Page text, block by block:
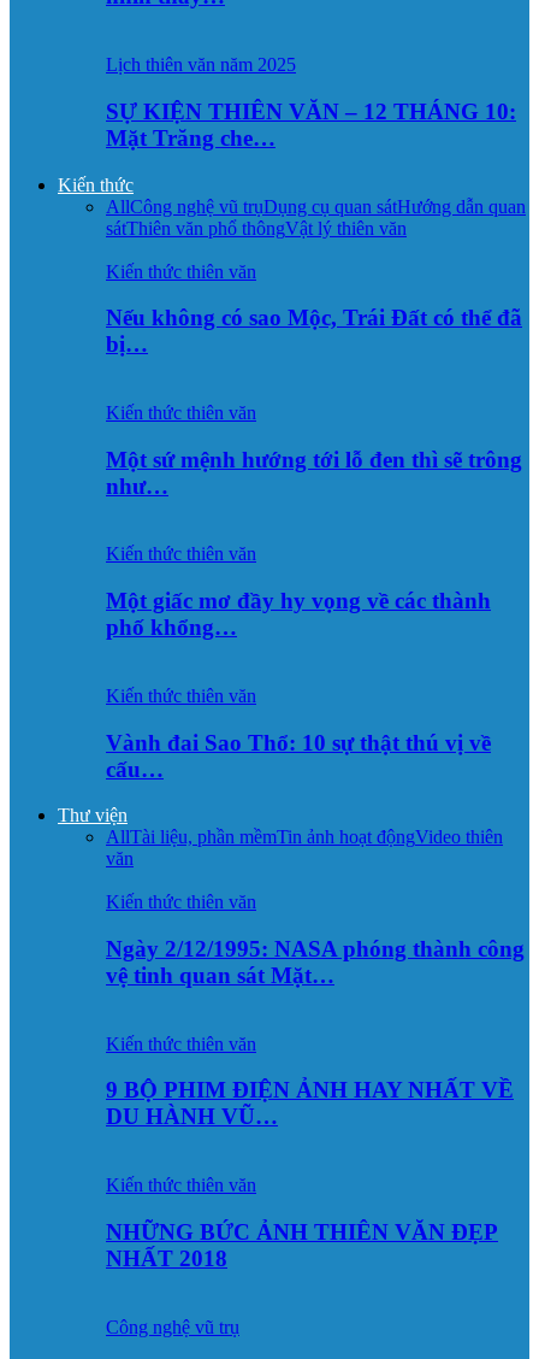
Lịch thiên văn năm 2025
SỰ KIỆN THIÊN VĂN – 12 THÁNG 10:
Mặt Trăng che…
Kiến thức
AllCông nghệ vũ trụDụng cụ quan sátHướng dẫn quan
sátThiên văn phổ thôngVật lý thiên văn
Kiến thức thiên văn
Nếu không có sao Mộc, Trái Đất có thể đã
bị…
Kiến thức thiên văn
Một sứ mệnh hướng tới lỗ đen thì sẽ trông
như…
Kiến thức thiên văn
Một giấc mơ đầy hy vọng về các thành
phố khổng…
Kiến thức thiên văn
Vành đai Sao Thổ: 10 sự thật thú vị về
cấu…
Thư viện
AllTài liệu, phần mềmTin ảnh hoạt độngVideo thiên
văn
Kiến thức thiên văn
Ngày 2/12/1995: NASA phóng thành công
vệ tinh quan sát Mặt…
Kiến thức thiên văn
9 BỘ PHIM ĐIỆN ẢNH HAY NHẤT VỀ
DU HÀNH VŨ…
Kiến thức thiên văn
NHỮNG BỨC ẢNH THIÊN VĂN ĐẸP
NHẤT 2018
Công nghệ vũ trụ